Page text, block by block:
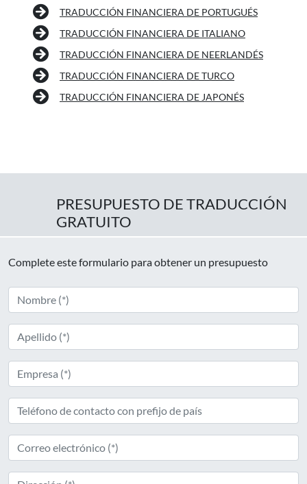
TRADUCCIÓN FINANCIERA DE PORTUGUÉS
TRADUCCIÓN FINANCIERA DE ITALIANO
TRADUCCIÓN FINANCIERA DE NEERLANDÉS
TRADUCCIÓN FINANCIERA DE TURCO
TRADUCCIÓN FINANCIERA DE JAPONÉS
PRESUPUESTO DE TRADUCCIÓN
GRATUITO
Complete este formulario para obtener un presupuesto